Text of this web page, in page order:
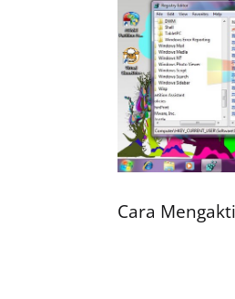
Cara